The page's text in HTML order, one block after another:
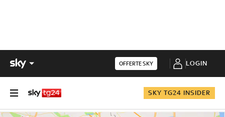
OFFERTE SKY LOGIN
SKY TG24 INSIDER